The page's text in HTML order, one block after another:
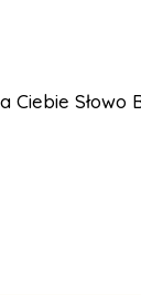
Ciebie Słowo